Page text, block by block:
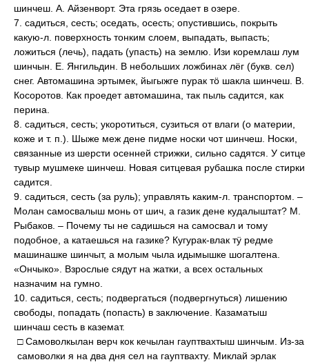
шинчеш. А. Айзенворт. Эта грязь оседает в озере.
7. садиться, сесть; оседать, осесть; опустившись, покрыть
какую-л. поверхность тонким слоем, выпадать, выпасть;
ложиться (лечь), падать (упасть) на землю. Изи коремлаш лум
шинчын. Е. Янгильдин. В небольших ложбинах лёг (букв. сел)
снег. Автомашина эртымек, йыгыжге пурак тӧ шакла шинчеш. В.
Косоротов. Как проедет автомашина, так пыль садится, как
перина.
8. садиться, сесть; укоротиться, сузиться от влаги (о материи,
коже и т. п.). Шыже меж дене пидме носки чот шинчеш. Носки,
связанные из шерсти осенней стрижки, сильно садятся. У ситце
тувыр мушмеке шинчеш. Новая ситцевая рубашка после стирки
садится.
9. садиться, сесть (за руль); управлять каким-л. транспортом. –
Молан самосвалыш монь от шич, а газик дене кудалыштат? М.
Рыбаков. – Почему ты не садишься на самосвал и тому
подобное, а катаешься на газике? Кугурак-влак тӱ редме
машинашке шинчыт, а молым чыла идымышке шогалтена.
«Ончыко». Взрослые сядут на жатки, а всех остальных
назначим на гумно.
10. садиться, сесть; подвергаться (подвергнуться) лишению
свободы, попадать (попасть) в заключение. Казаматыш
шинчаш сесть в каземат.
□ Самоволкылан верч кок кечылан гауптвахтыш шинчым. Из-за
самоволки я на два дня сел на гауптвахту. Миклай эрлак